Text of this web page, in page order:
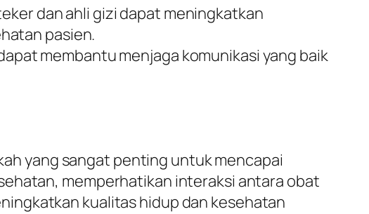
dan ahli gizi dapat meningkatkan
pasien.
membantu menjaga komunikasi yang baik
yang sangat penting untuk mencapai
memperhatikan interaksi antara obat
kualitas hidup dan kesehatan